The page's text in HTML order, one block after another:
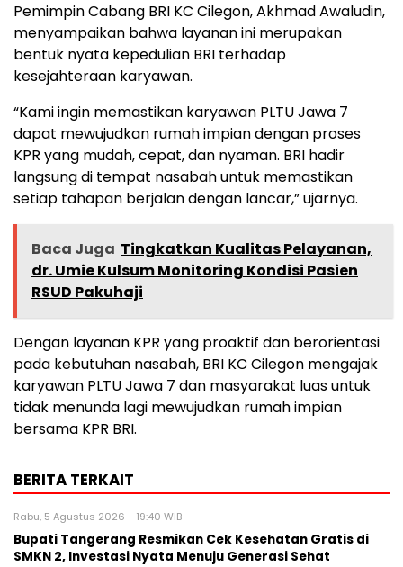
Pemimpin Cabang BRI KC Cilegon, Akhmad Awaludin,
menyampaikan bahwa layanan ini merupakan
bentuk nyata kepedulian BRI terhadap
kesejahteraan karyawan.
“Kami ingin memastikan karyawan PLTU Jawa 7
dapat mewujudkan rumah impian dengan proses
KPR yang mudah, cepat, dan nyaman. BRI hadir
langsung di tempat nasabah untuk memastikan
setiap tahapan berjalan dengan lancar,” ujarnya.
Baca Juga Tingkatkan Kualitas Pelayanan,
dr. Umie Kulsum Monitoring Kondisi Pasien
RSUD Pakuhaji
Dengan layanan KPR yang proaktif dan berorientasi
pada kebutuhan nasabah, BRI KC Cilegon mengajak
karyawan PLTU Jawa 7 dan masyarakat luas untuk
tidak menunda lagi mewujudkan rumah impian
bersama KPR BRI.
BERITA TERKAIT
Rabu, 5 Agustus 2026 - 19:40 WIB
‎Bupati Tangerang Resmikan Cek Kesehatan Gratis di
SMKN 2, Investasi Nyata Menuju Generasi Sehat